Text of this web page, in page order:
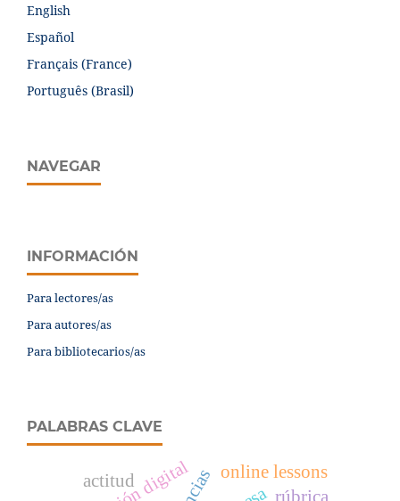
English
Español
Français (France)
Português (Brasil)
NAVEGAR
INFORMACIÓN
Para lectores/as
Para autores/as
Para bibliotecarios/as
PALABRAS CLAVE
online lessons
actitud
rúbrica